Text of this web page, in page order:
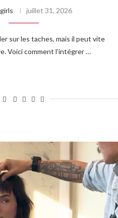
juillet 31, 2026
sur les taches, mais il peut vite
Voici comment l’intégrer …